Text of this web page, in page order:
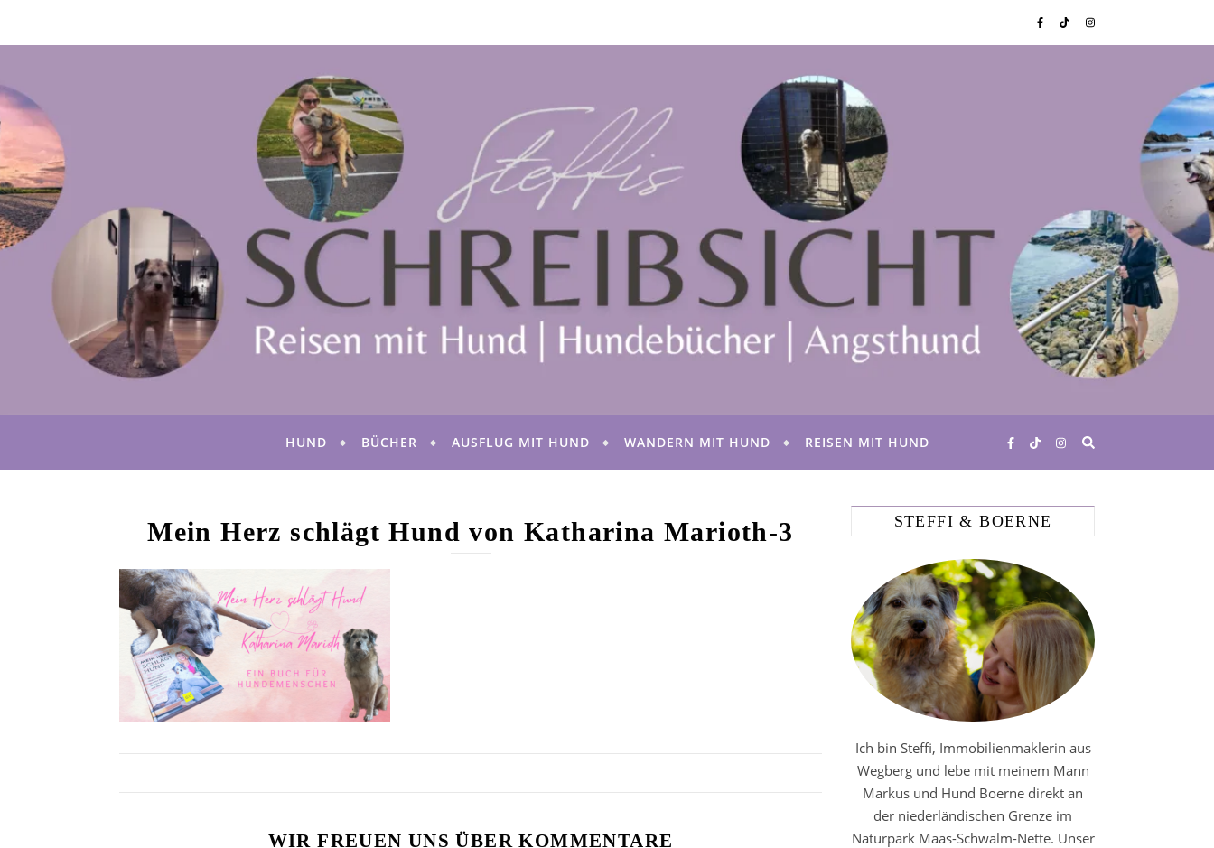
HUND BÜCHER AUSFLUG MIT HUND WANDERN MIT HUND REISEN MIT HUND
Mein Herz schlägt Hund von Katharina Marioth-3
WIR FREUEN UNS ÜBER KOMMENTARE
STEFFI & BOERNE
Ich bin Steffi, Immobilienmaklerin aus
Wegberg und lebe mit meinem Mann
Markus und Hund Boerne direkt an
der niederländischen Grenze im
Naturpark Maas-Schwalm-Nette. Unser